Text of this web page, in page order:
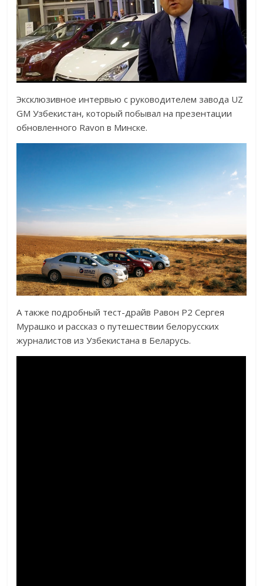
Эксклюзивное интервью с руководителем завода UZ
GM Узбекистан, который побывал на презентации
обновленного Ravon в Минске.
А также подробный тест-драйв Равон Р2 Сергея
Мурашко и рассказ о путешествии белорусских
журналистов из Узбекистана в Беларусь.